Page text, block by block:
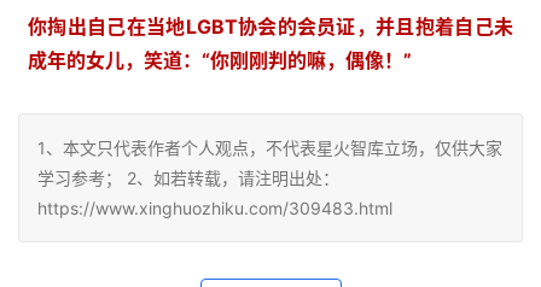
你掏出自己在当地LGBT协会的会员证，并且抱着自己未
成年的女儿，笑道： “你刚刚判的嘛，偶像！”
1、本文只代表作者个人观点，不代表星火智库立场，仅供大家
学习参考； 2、如若转载，请注明出处：
https://www.xinghuozhiku.com/309483.html